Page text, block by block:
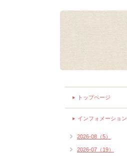
トップページ
インフォメーション
2026-08（5）
2026-07（19）